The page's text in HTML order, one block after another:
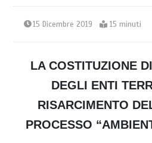
15 Dicembre 2019 15 minuti
LA COSTITUZIONE
DEGLI ENTI
RISARCIMENTO
PROCESSO